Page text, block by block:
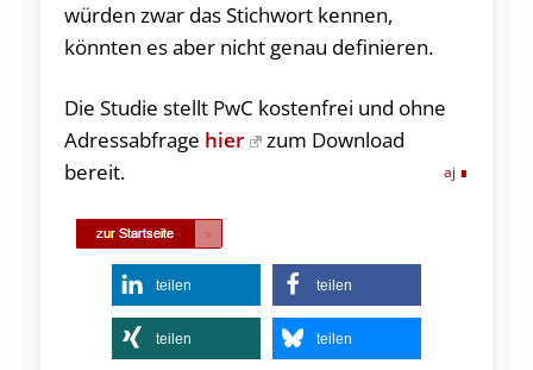
würden zwar das Stichwort kennen,
könnten es aber nicht genau definieren.
Die Studie stellt PwC kostenfrei und ohne
Adressabfrage hier
zum Download
bereit.
aj
teilen teilen
teilen teilen